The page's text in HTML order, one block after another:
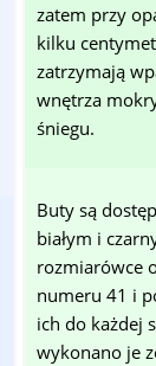
zatem przy
kilku
zatrzymają
wnętrza
śniegu.
Buty są
białym i
rozmiarówce
numeru 41 i
ich do każdej
wykonano je